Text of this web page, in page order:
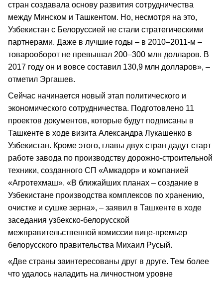
стран создавала основу развития сотрудничества
между Минском и Ташкентом. Но, несмотря на это,
Узбекистан с Белоруссией не стали стратегическими
партнерами. Даже в лучшие годы – в 2010–2011-м –
товарооборот не превышал 200–300 млн долларов. В
2017 году он и вовсе составил 130,9 млн долларов», –
отметил Эргашев.
Сейчас начинается новый этап политического и
экономического сотрудничества. Подготовлено 11
проектов документов, которые будут подписаны в
Ташкенте в ходе визита Александра Лукашенко в
Узбекистан. Кроме этого, главы двух стран дадут старт
работе завода по производству дорожно-строительной
техники, созданного СП «Амкадор» и компанией
«Агротехмаш». «В ближайших планах – создание в
Узбекистане производства комплексов по хранению,
очистке и сушке зерна», – заявил в Ташкенте в ходе
заседания узбекско-белорусской
межправительственной комиссии вице-премьер
белорусского правительства Михаил Русый.
«Две страны заинтересованы друг в друге. Тем более
что удалось наладить на личностном уровне